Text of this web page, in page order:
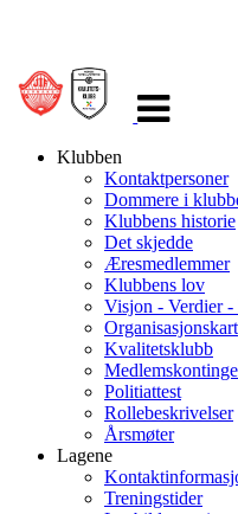
navigasjon
Klubben
Kontaktpersoner
Dommere i
Klubbens historie
Det skjedde
Æresmedlemmer
Klubbens lov
Visjon - Verdier -
Organisasjonskart
Kvalitetsklubb
Politiattest
Rollebeskrivelser
Årsmøter
Lagene
Treningstider